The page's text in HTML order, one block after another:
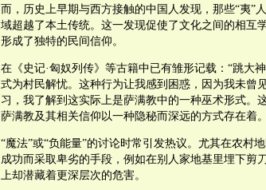
而，历史上早期与西方接触的中国人发现，那些“夷”
域超越了本土传统。这一发现促使了文化之间的相互
形成了独特的民间信仰。
在《史记·匈奴列传》等古籍中已有雏形记载：“跳大
式为村民解忧。这种行为让我感到困惑，因为我未曾
习，我了解到这实际上是萨满教中的一种巫术形式。
萨满教及其相关信仰以一种隐秘而深远的方式存在着。
“魔法”或“负能量”的讨论时常引发热议。尤其在农村
成功而采取卑劣的手段，例如在别人家地基里埋下剪
上却潜藏着更深层次的危害。